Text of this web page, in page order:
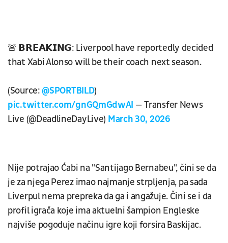
🚨 𝗕𝗥𝗘𝗔𝗞𝗜𝗡𝗚: Liverpool have reportedly decided
that Xabi Alonso will be their coach next season.
(Source:@SPORTBILD)
pic.twitter.com/gnGQmGdwAI — Transfer News
Live (@DeadlineDayLive) March 30, 2026
Nije potrajao Ćabi na "Santijago Bernabeu", čini se da
je za njega Perez imao najmanje strpljenja, pa sada
Liverpul nema prepreka da ga i angažuje. Čini se i da
profil igrača koje ima aktuelni šampion Engleske
najviše pogoduje načinu igre koji forsira Baskijac.